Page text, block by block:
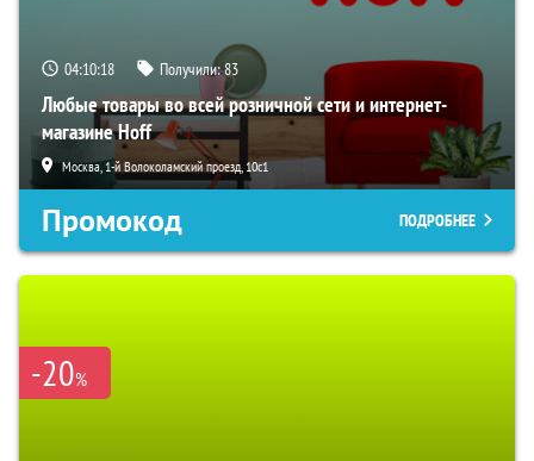
04:10:17 Получили:83
Любые товары во всей розничной сети и интернет-
магазине Hoff
Москва, 1-й Волоколамский проезд, 10с1
Промокод ПОДРОБНЕЕ
-20%